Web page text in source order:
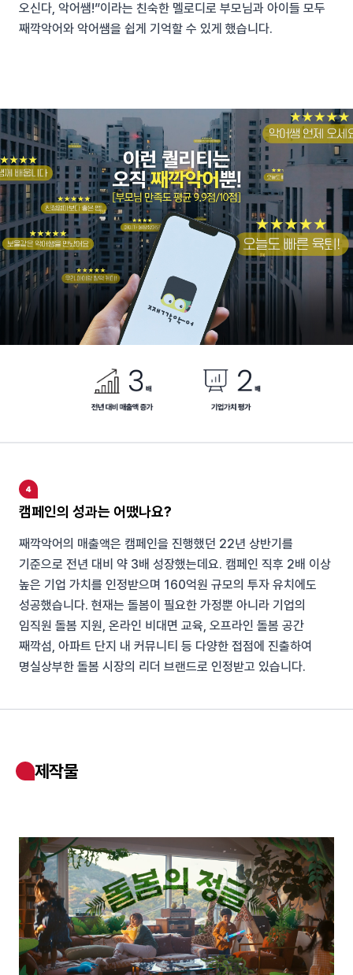
오신다, 악어쌤!”이라는 친숙한 멜로디로 부모님과 아이들 모두
째깍악어와 악어쌤을 쉽게 기억할 수 있게 했습니다.
캠페인의 성과는 어땠나요?
째깍악어의 매출액은 캠페인을 진행했던 22년 상반기를
기준으로 전년 대비 약 3배 성장했는데요. 캠페인 직후 2배 이상
높은 기업 가치를 인정받으며 160억원 규모의 투자 유치에도
성공했습니다. 현재는 돌봄이 필요한 가정뿐 아니라 기업의
임직원 돌봄 지원, 온라인 비대면 교육, 오프라인 돌봄 공간
째깍섬, 아파트 단지 내 커뮤니티 등 다양한 접점에 진출하여
명실상부한 돌봄 시장의 리더 브랜드로 인정받고 있습니다.
제작물